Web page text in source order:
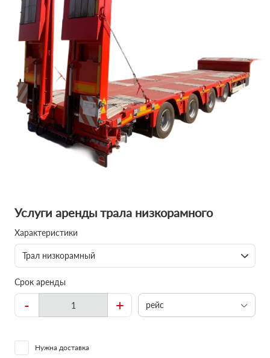
Услуги аренды трала низкорамного
Характеристики
Трал низкорамный
Срок аренды
- + рейс
Нужна доставка